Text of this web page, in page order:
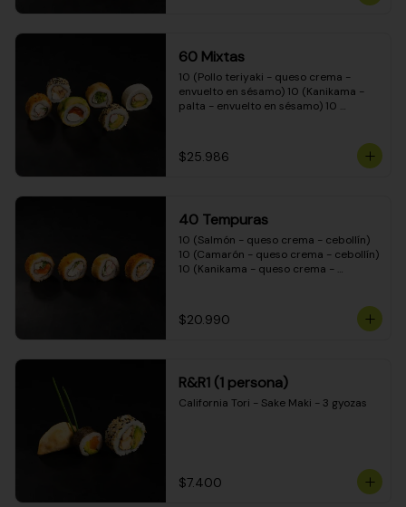
(Pimentón - queso crema - cebollín -
envuelto en masa tempura)
60 Mixtas
10 (Pollo teriyaki - queso crema -
envuelto en sésamo) 10 (Kanikama -
palta - envuelto en sésamo) 10
envuelto en queso crema) 10
(Camarón - queso crema - cebollín -
$25.986
40 Tempuras
10 (Salmón - queso crema - cebollín)
10 (Camarón - queso crema - cebollín)
10 (Kanikama - queso crema -
$20.990
R&R1 (1 persona)
California Tori - Sake Maki - 3 gyozas
$7.400